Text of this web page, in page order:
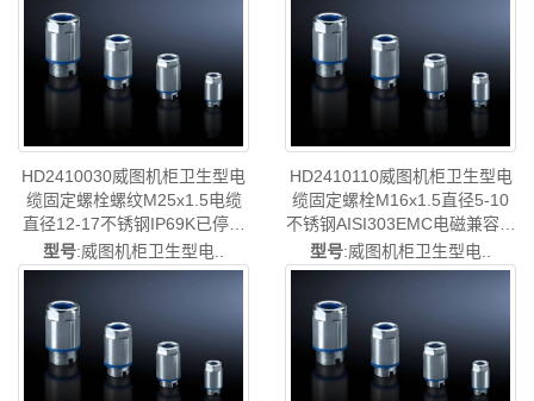
图售后HD2410.010
线威图风扇威图PDU威图售后
HD2410.020
HD2410030威图机柜卫生型电
缆固定螺栓螺纹M25x1.5电缆
直径12-17不锈钢IP69K已停产
代替代型号
HD2410031/HD2410.031-rittal
线威图风扇威图PDU威图售后
HD2410.030
型号:威图机柜卫生型电..
HD2410110威图机柜卫生型电
缆固定螺栓M16x1.5直径5-10
不锈钢AISI303EMC电磁兼容已
停产替代型号
HD2410111/HD2410.111-rittal
线威图风扇威图PDU威图售后
HD2410.110
型号:威图机柜卫生型电..